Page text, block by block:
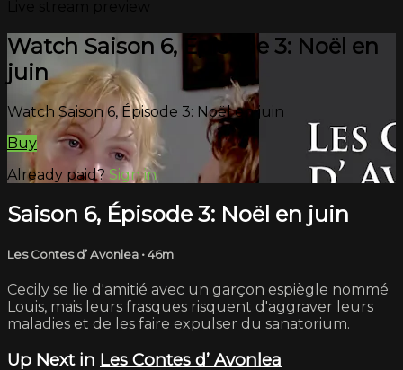
Watch Saison 6, Épisode 3: Noël en
juin
Watch Saison 6, Épisode 3: Noël en juin
Buy
Already paid? Sign in
Saison 6, Épisode 3: Noël en juin
Les Contes d’ Avonlea • 46m
Cecily se lie d'amitié avec un garçon espiègle nommé
Louis, mais leurs frasques risquent d'aggraver leurs
maladies et de les faire expulser du sanatorium.
Up Next in Les Contes d’ Avonlea